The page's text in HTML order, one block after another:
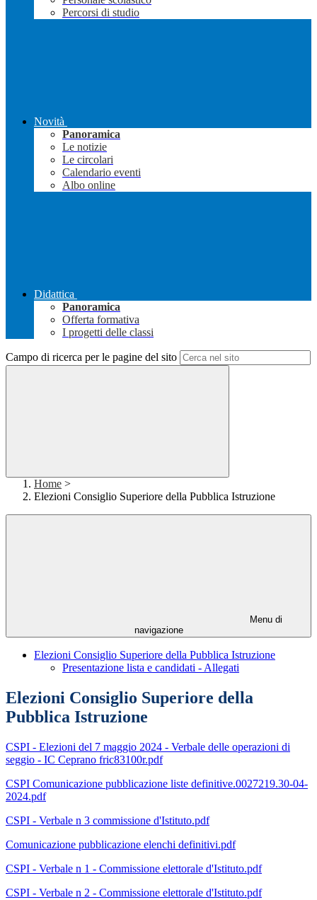
Percorsi di studio
Novità
Panoramica
Le notizie
Le circolari
Calendario eventi
Albo online
Didattica
Panoramica
Offerta formativa
I progetti delle classi
Campo di ricerca per le pagine del sito
Home >
Elezioni Consiglio Superiore della Pubblica Istruzione
Menu di
navigazione
Elezioni Consiglio Superiore della Pubblica Istruzione
Presentazione lista e candidati - Allegati
Elezioni Consiglio Superiore della
Pubblica Istruzione
CSPI - Elezioni del 7 maggio 2024 - Verbale delle operazioni di
seggio - IC Ceprano fric83100r.pdf
CSPI Comunicazione pubblicazione liste definitive.0027219.30-04-
2024.pdf
CSPI - Verbale n 3 commissione d'Istituto.pdf
Comunicazione pubblicazione elenchi definitivi.pdf
CSPI - Verbale n 1 - Commissione elettorale d'Istituto.pdf
CSPI - Verbale n 2 - Commissione elettorale d'Istituto.pdf